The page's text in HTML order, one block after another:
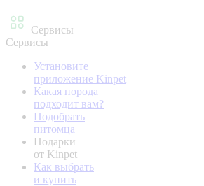
Сервисы
Сервисы
Установите
приложение Kinpet
Какая порода
подходит вам?
Подобрать
питомца
Подарки
от Kinpet
Как выбрать
и купить